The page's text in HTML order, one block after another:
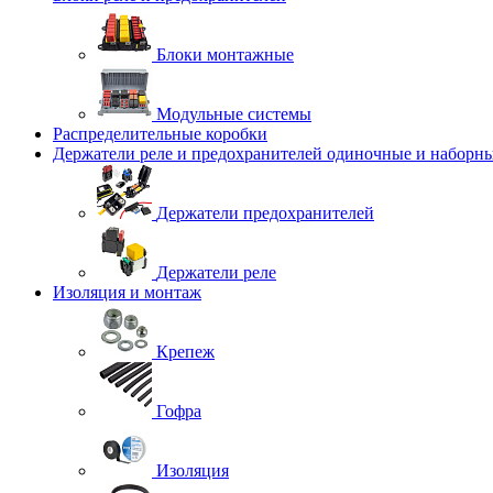
Блоки монтажные
Модульные системы
Распределительные коробки
Держатели реле и предохранителей одиночные и
Держатели предохранителей
Держатели реле
Изоляция и монтаж
Крепеж
Гофра
Изоляция